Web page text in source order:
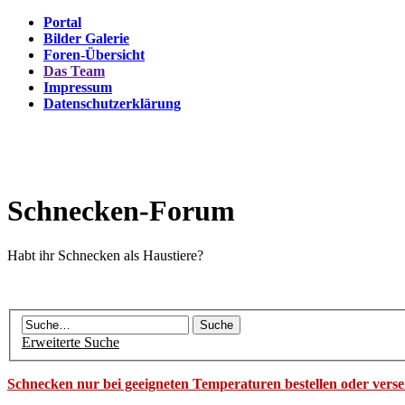
Portal
Bilder Galerie
Foren-Übersicht
Das Team
Impressum
Datenschutzerklärung
Schnecken-Forum
Habt ihr Schnecken als Haustiere?
Erweiterte Suche
Schnecken nur bei geeigneten Temperaturen bestellen oder